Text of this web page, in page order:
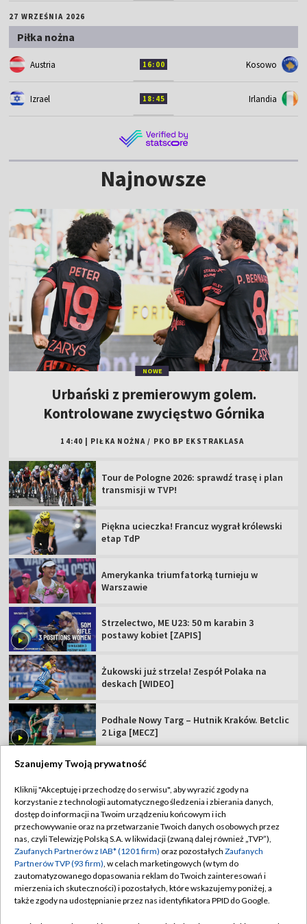
27 WRZEŚNIA 2026
Piłka nożna
Austria 16:00 Kosowo
Izrael 18:45 Irlandia
Najnowsze
NOWE
Urbański z premierowym golem.
Kontrolowane zwycięstwo Górnika
14:40 PIŁKA NOŻNA / PKO BP EKSTRAKLASA
Tour de Pologne 2026: sprawdź trasę i plan
transmisji w TVP!
Piękna ucieczka! Francuz wygrał królewski
etap TdP
Amerykanka triumfatorką turnieju w
Warszawie
Strzelectwo, ME U23: 50 m karabin 3
postawy kobiet [ZAPIS]
Żukowski już strzela! Zespół Polaka na
deskach [WIDEO]
Podhale Nowy Targ – Hutnik Kraków. Betclic
2 Liga [MECZ]
TVP
Abonament TVP
Sklep TVP
Biuro Reklamy
Oferta Handlowa
Regulamin TVP
Polityka prywatności
Moje zgody
Biuro reklamy
Szanujemy Twoją prywatność
Kliknij "Akceptuję i przechodzę do serwisu", aby wyrazić zgody na
korzystanie z technologii automatycznego śledzenia i zbierania danych,
dostęp do informacji na Twoim urządzeniu końcowym i ich
przechowywanie oraz na przetwarzanie Twoich danych osobowych przez
nas, czyli Telewizję Polską S.A. w likwidacji (zwaną dalej również „TVP”),
Zaufanych Partnerów z IAB* (1201 firm) oraz pozostałych Zaufanych
Partnerów TVP (93 firm), w celach marketingowych (w tym do
zautomatyzowanego dopasowania reklam do Twoich zainteresowań i
mierzenia ich skuteczności) i pozostałych, które wskazujemy poniżej, a
także zgody na udostępnianie przez nas identyfikatora PPID do Google.